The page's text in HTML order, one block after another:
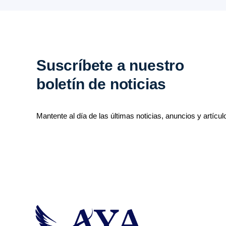
Suscríbete a nuestro
boletín de noticias
Mantente al día de las últimas noticias, anuncios y